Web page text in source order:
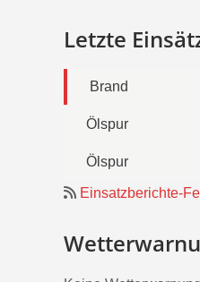
Letzte
Brand
Ölspur
Ölspur
Einsatzberichte-